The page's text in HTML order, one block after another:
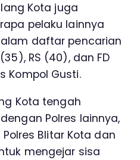
Kota juga
pelaku lainnya
daftar pencarian
RS (40), dan FD
Kompol Gusti.
Kota tengah
Polres lainnya,
Blitar Kota dan
mengejar sisa